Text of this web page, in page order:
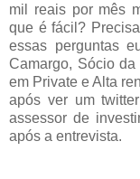
mil reais por mês
que é fácil?
essas perguntas
Camargo, Sócio
em Private e Alta
após ver um
assessor de
após a entrevista.